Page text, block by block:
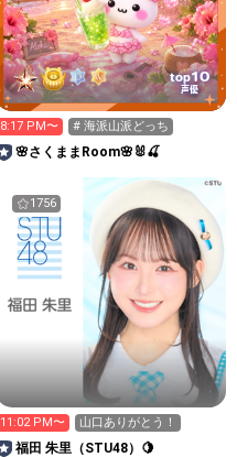
top10
声優
8:17 PM〜 # 海派山派どっち
🌸さくままRoom🌸🐰🍒
1756
11:02 PM〜 山口ありがとう！
福田 朱里（STU48）🍋